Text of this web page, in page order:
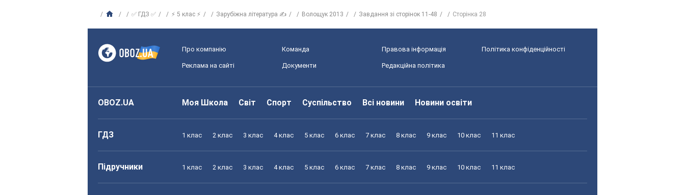
✅ ГДЗ ✅ ⚡ 5 клас ⚡ Зарубіжна література ✍ Волощук 2013 Завдання зі сторінок 11-48 Сторінка 28
Про компанію Команда Правова інформація Політика конфіденційності
Реклама на сайті Документи Редакційна політика
OBOZ.UA Моя Школа Світ Спорт Суспільство Всі новини Новини освіти
ГДЗ 1 клас 2 клас 3 клас 4 клас 5 клас 6 клас 7 клас 8 клас 9 клас 10 клас 11 клас
Підручники 1 клас 2 клас 3 клас 4 клас 5 клас 6 клас 7 клас 8 клас 9 клас 10 клас 11 клас